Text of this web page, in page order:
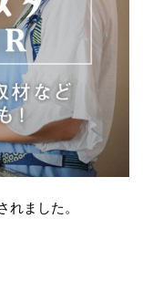
れました。